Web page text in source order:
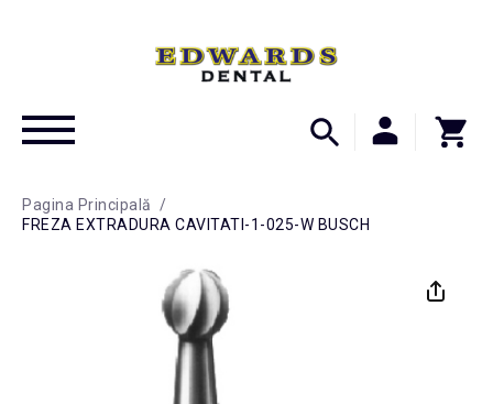
Pagina Principală
/
FREZA EXTRADURA CAVITATI-1-025-W BUSCH